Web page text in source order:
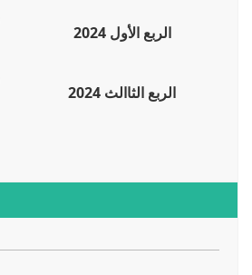
الربع الأول 2024
الربع الثاالث 2024